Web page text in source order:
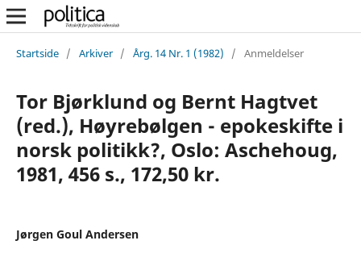
Startside / Arkiver / Årg. 14 Nr. 1 (1982) / Anmeldelser
Tor Bjørklund og Bernt Hagtvet
(red.), Høyrebølgen - epokeskifte i
norsk politikk?, Oslo: Aschehoug,
1981, 456 s., 172,50 kr.
Jørgen Goul Andersen